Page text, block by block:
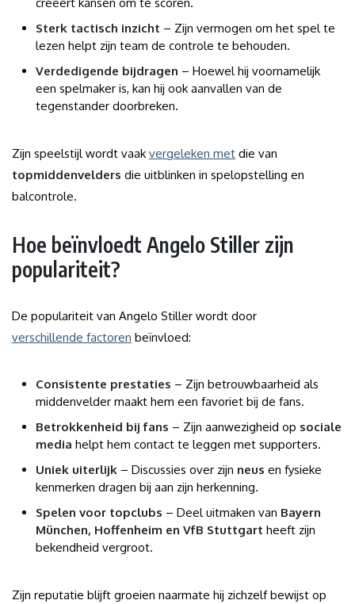
creëert kansen om te scoren.
Sterk tactisch inzicht – Zijn vermogen om het spel te
lezen helpt zijn team de controle te behouden.
Verdedigende bijdragen – Hoewel hij voornamelijk
een spelmaker is, kan hij ook aanvallen van de
tegenstander doorbreken.
Zijn speelstijl wordt vaakvergeleken met die van
topmiddenvelders die uitblinken in spelopstelling en
balcontrole.
Hoe beïnvloedt Angelo Stiller zijn
populariteit?
De populariteit van Angelo Stiller wordt door
verschillende factoren beïnvloed:
Consistente prestaties – Zijn betrouwbaarheid als
middenvelder maakt hem een ​​favoriet bij de fans.
Betrokkenheid bij fans – Zijn aanwezigheid op sociale
media helpt hem contact te leggen met supporters.
Uniek uiterlijk – Discussies over zijn neus en fysieke
kenmerken dragen bij aan zijn herkenning.
Spelen voor topclubs – Deel uitmaken van Bayern
München, Hoffenheim en VfB Stuttgart heeft zijn
bekendheid vergroot.
Zijn reputatie blijft groeien naarmate hij zichzelf bewijst op